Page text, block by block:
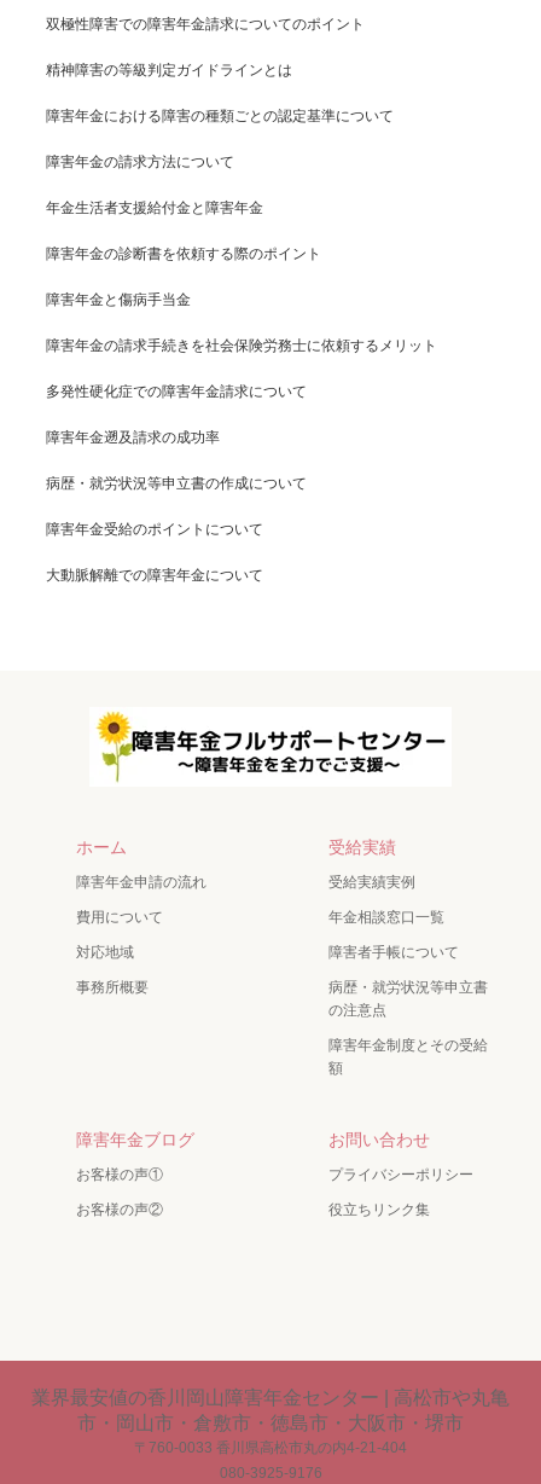
双極性障害での障害年金請求についてのポイント
精神障害の等級判定ガイドラインとは
障害年金における障害の種類ごとの認定基準について
障害年金の請求方法について
年金生活者支援給付金と障害年金
障害年金の診断書を依頼する際のポイント
障害年金と傷病手当金
障害年金の請求手続きを社会保険労務士に依頼するメリット
多発性硬化症での障害年金請求について
障害年金遡及請求の成功率
病歴・就労状況等申立書の作成について
障害年金受給のポイントについて
大動脈解離での障害年金について
ホーム
障害年金申請の流れ
費用について
対応地域
事務所概要
受給実績
受給実績実例
年金相談窓口一覧
障害者手帳について
病歴・就労状況等申立書
の注意点
障害年金制度とその受給
額
障害年金ブログ
お客様の声①
お客様の声②
お問い合わせ
プライバシーポリシー
役立ちリンク集
業界最安値の香川岡山障害年金センター | 高松市や丸亀
市・岡山市・倉敷市・徳島市・大阪市・堺市
〒760-0033 香川県高松市丸の内4-21-404
080-3925-9176